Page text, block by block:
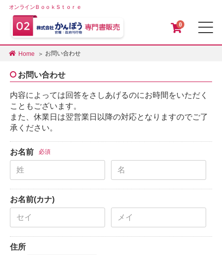
オンラインＢｏｏｋＳｔｏｒｅ
0
Home お問い合わせ
お問い合わせ
内容によっては回答をさしあげるのにお時間をいただく
こともございます。
また、休業日は翌営業日以降の対応となりますのでご了
承ください。
お名前 必須
お名前(カナ)
住所